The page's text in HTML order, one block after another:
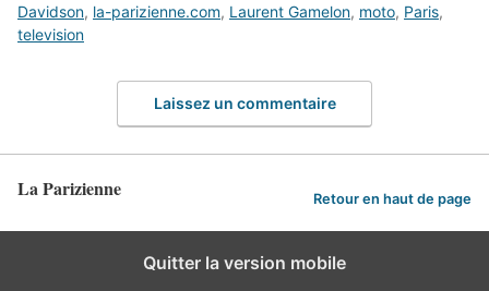
Davidson, la-parizienne.com, Laurent Gamelon, moto, Paris,
television
Laissez un commentaire
La Parizienne Retour en haut de page
Quitter la version mobile